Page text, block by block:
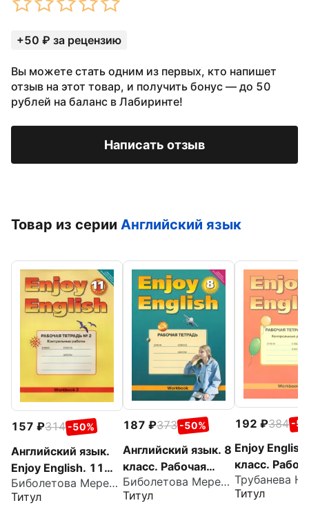
+50 ₽ за рецензию
Вы можете стать одним из первых, кто напишет
отзыв на этот товар, и получить бонус — до 50
рублей на баланс в Лабиринте!
Написать отзыв
Товар из серии Английский язык
157 314 -50%
Английский язык.
Enjoy English. 11
класс. Рабочая
тетрадь № 2
Биболетова Мерем Забатовна
Титул
187 373 -50%
Английский язык. 8
класс. Рабочая
тетрадь к учебнику
"Английский с
Биболетова Мерем Забатовна
Титул
192 384 -
Enjoy
класс.
тетрадь №2
учебнику.
Титул